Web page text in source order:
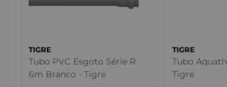
TIGRE
Tubo PVC Esgoto Série R
6m Branco - Tigre
TIGRE
Tubo
Tigre